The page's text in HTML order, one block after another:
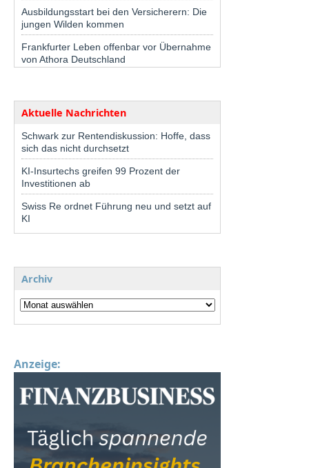
Ausbildungsstart bei den Versicherern: Die
jungen Wilden kommen
Frankfurter Leben offenbar vor Übernahme
von Athora Deutschland
Aktuelle Nachrichten
Schwark zur Rentendiskussion: Hoffe, dass
sich das nicht durchsetzt
KI-Insurtechs greifen 99 Prozent der
Investitionen ab
Swiss Re ordnet Führung neu und setzt auf
KI
Archiv
Anzeige: